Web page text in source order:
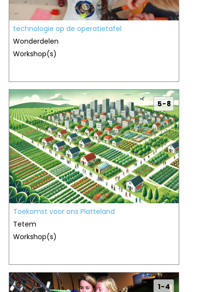
technologie op de operatietafel
Wonderdelen
Workshop(s)
5 - 8
Toekomst voor ons Platteland
Tetem
Workshop(s)
1 - 4